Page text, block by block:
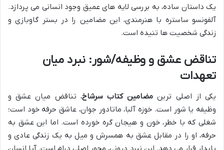
یک داستان ساده، به بررسی لایه های عمیق وجود انسانی می پردازد.
آلفونسو ساستره با هنرمندی، این مضامین را در بستر گاوبازی و
زندگی شخصیت ها تنیده است.
تناقض عشق و وظیفه/شور: نبرد میان
تعهدات
یکی از اصلی ترین مضامین کتاب سرشاخ، تناقض میان عشق و
وظیفه یا شور است. خوزه آلبا، ماتادور جوان، عاشق حرفه خود است؛
شغلی که با خطر، خون و هیجان گره خورده است. اما این عشق به
حرفه، او را در مقابل عشق به همسرش و میل به یک زندگی عادی و